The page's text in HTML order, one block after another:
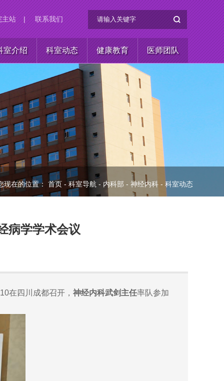
主站 | 联系我们
室介绍 科室动态 健康教育 医师团队
现在的位置： 首页 - 科室导航 - 内科部 - 神经内科 - 科室动态
病学学术会议
在四川成都召开， 神经内科武剑主任率队参加